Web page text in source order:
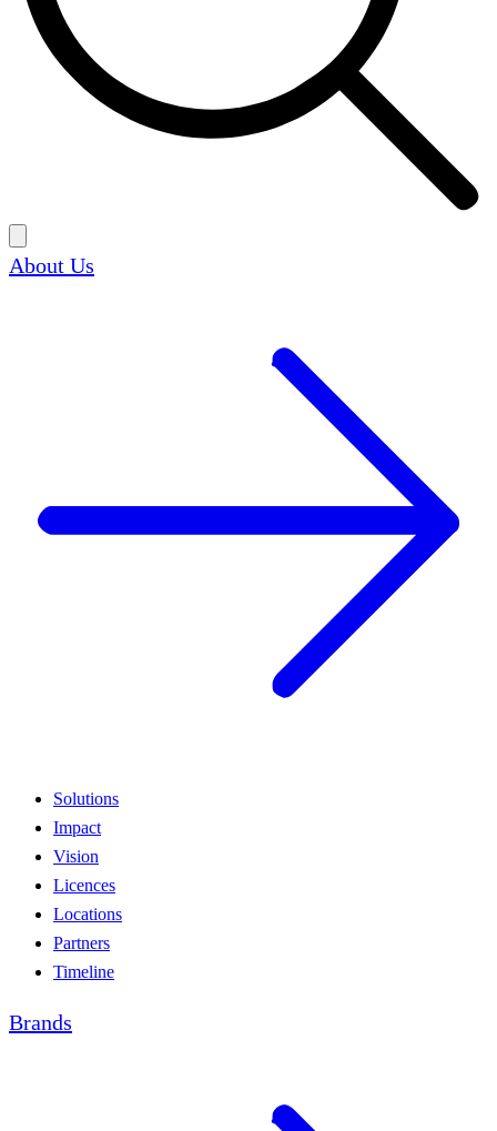
About Us
Solutions
Impact
Vision
Licences
Locations
Partners
Timeline
Brands